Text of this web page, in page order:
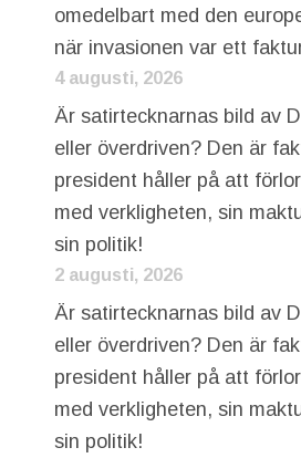
omedelbart med den
när invasionen var ett
4 augusti, 2026
Är satirtecknarnas bild av
eller överdriven? Den är
president håller på att
med verkligheten, sin
sin politik!
2 augusti, 2026
Är satirtecknarnas bild av
eller överdriven? Den är
president håller på att
med verkligheten, sin
sin politik!